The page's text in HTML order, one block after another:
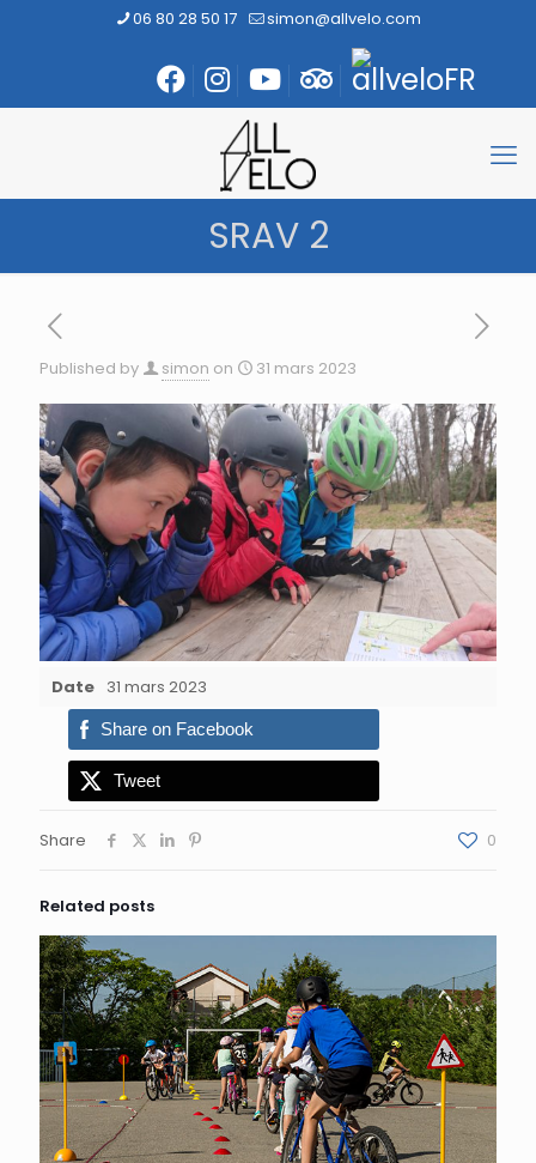
06 80 28 50 17 simon@allvelo.com
SRAV 2
Published by simon on 31 mars 2023
Date 31 mars 2023
Share on Facebook
Tweet
Share 0
Related posts